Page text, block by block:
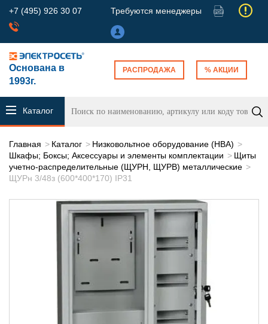
+7 (495) 926 30 07 Требуются менеджеры
Основана в
1993г.
РАСПРОДАЖА % АКЦИИ
Каталог
Главная Каталог
Низковольтное оборудование (НВА)
Шкафы; Боксы; Аксессуары и элементы комплектации
Щиты
учетно-распределительные (ЩУРН, ЩУРВ) металлические
ЩУРн 3/48з (600*400*170) IP31